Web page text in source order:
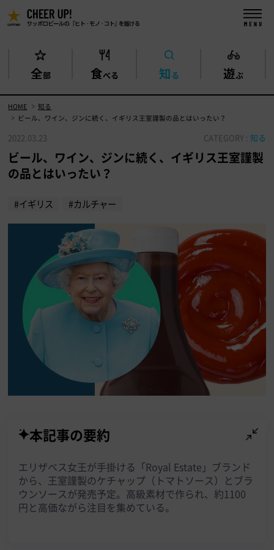
全部 食べる 知る 遊ぶ
HOME
知る
ビール、ワイン、ジンに続く、イギリス王室謹製の品とはいったい？
2022.03.23 CATEGORY : 知る
ビール、ワイン、ジンに続く、イギリス王室謹製
の品とはいったい？
#イギリス #カルチャー
本記事の要約
エリザベス女王が手掛ける「Royal Estate」ブランド
から、王室謹製のケチャップ（トマトソース）とブラ
ウンソースが発売予定。高級素材で作られ、約1100
円と高価ながら注目を集めている。